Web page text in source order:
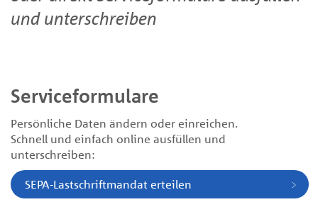
und unterschreiben
Serviceformulare
Persönliche Daten ändern oder einreichen.
Schnell und einfach online ausfüllen und
unterschreiben:
SEPA-Lastschriftmandat erteilen